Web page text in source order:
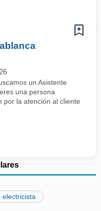
un Asistente
una persona
por la atención al cliente
electricista